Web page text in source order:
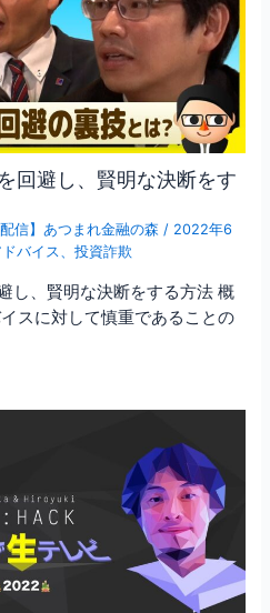
回避し、賢明な決断をす
配信】あつまれ金融の森 / 2022年6
バイス、投資詐欺
し、賢明な決断をする方法 概
スに対して慎重であることの